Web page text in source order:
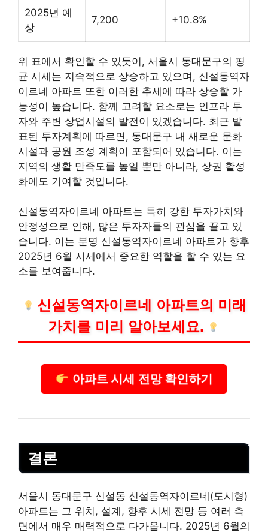
2025년 예
상
7,200 +10.8%
위 표에서 확인할 수 있듯이, 서울시 동대문구의 평
균 시세는 지속적으로 상승하고 있으며, 신설동역자
이르네 아파트 또한 이러한 추세에 따라 상승할 가
능성이 높습니다. 함께 고려할 요소로는 인프라 투
자와 주변 상업시설의 발전이 있겠습니다. 최근 발
표된 투자계획에 따르면, 동대문구 내 새로운 문화
시설과 공원 조성 계획이 포함되어 있습니다. 이는
지역의 생활 만족도를 높일 뿐만 아니라, 상권 활성
화에도 기여할 것입니다.
신설동역자이르네 아파트는 특히 강한 투자가치와
안정성으로 인해, 많은 투자자들의 관심을 끌고 있
습니다. 이는 분명 신설동역자이르네 아파트가 향후
2025년 6월 시세에서 중요한 역할을 할 수 있는 요
소를 보여줍니다.
신설동역자이르네 아파트의 미래
가치를 미리 알아보세요.
아파트 시세 전망 확인하기
결론
서울시 동대문구 신설동 신설동역자이르네(도시형)
아파트는 그 위치, 설계, 향후 시세 전망 등 여러 측
면에서 매우 매력적으로 다가옵니다. 2025년 6월의